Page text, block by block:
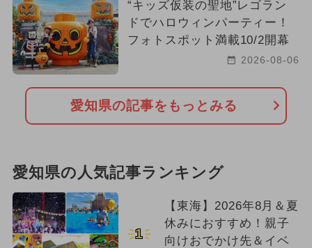
“キッズ仮装の聖地”レゴラン
ドでハロウィンパーティー！
フォトスポット満載10/2開幕
2026-08-06
愛知県の記事をもっとみる
愛知県の人気記事ランキング
1
【東海】2026年8月＆夏
休みにおすすめ！親子
向けおでかけ先＆イベ